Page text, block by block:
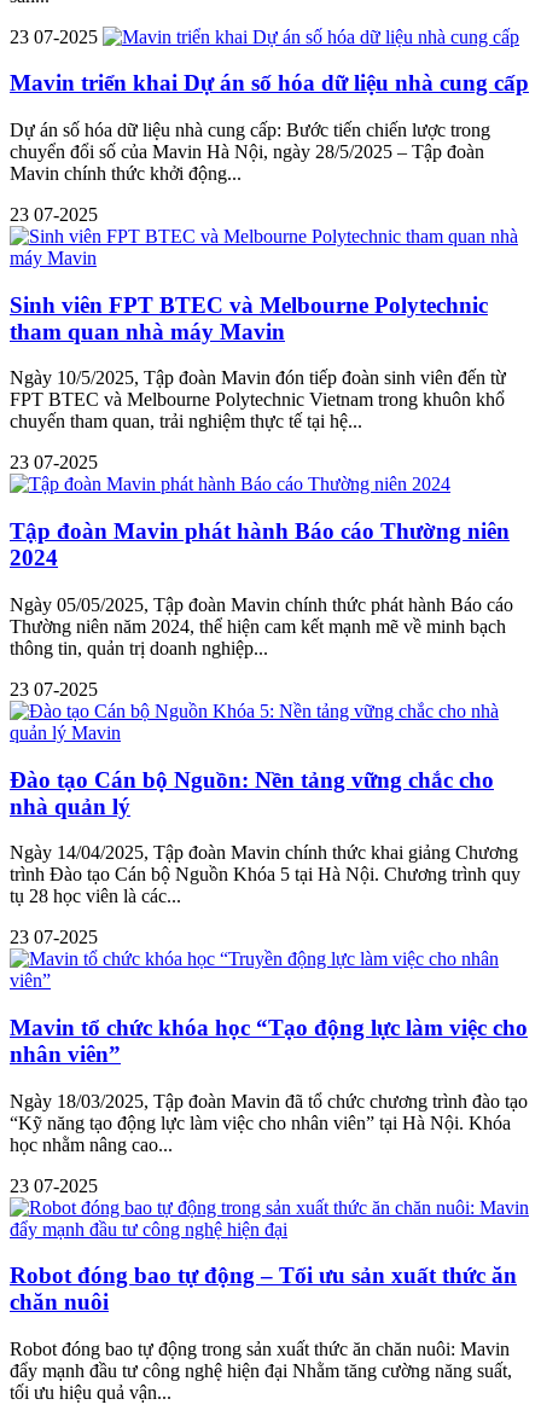
23 07-2025
Mavin triển khai Dự án số hóa dữ liệu nhà cung cấp
Dự án số hóa dữ liệu nhà cung cấp: Bước tiến chiến lược trong
chuyển đổi số của Mavin Hà Nội, ngày 28/5/2025 – Tập đoàn
Mavin chính thức khởi động...
23 07-2025
Sinh viên FPT BTEC và Melbourne Polytechnic
tham quan nhà máy Mavin
Ngày 10/5/2025, Tập đoàn Mavin đón tiếp đoàn sinh viên đến từ
FPT BTEC và Melbourne Polytechnic Vietnam trong khuôn khổ
chuyến tham quan, trải nghiệm thực tế tại hệ...
23 07-2025
Tập đoàn Mavin phát hành Báo cáo Thường niên
2024
Ngày 05/05/2025, Tập đoàn Mavin chính thức phát hành Báo cáo
Thường niên năm 2024, thể hiện cam kết mạnh mẽ về minh bạch
thông tin, quản trị doanh nghiệp...
23 07-2025
Đào tạo Cán bộ Nguồn: Nền tảng vững chắc cho
nhà quản lý
Ngày 14/04/2025, Tập đoàn Mavin chính thức khai giảng Chương
trình Đào tạo Cán bộ Nguồn Khóa 5 tại Hà Nội. Chương trình quy
tụ 28 học viên là các...
23 07-2025
Mavin tổ chức khóa học “Tạo động lực làm việc cho
nhân viên”
Ngày 18/03/2025, Tập đoàn Mavin đã tổ chức chương trình đào tạo
“Kỹ năng tạo động lực làm việc cho nhân viên” tại Hà Nội. Khóa
học nhằm nâng cao...
23 07-2025
Robot đóng bao tự động – Tối ưu sản xuất thức ăn
chăn nuôi
Robot đóng bao tự động trong sản xuất thức ăn chăn nuôi: Mavin
đẩy mạnh đầu tư công nghệ hiện đại Nhằm tăng cường năng suất,
tối ưu hiệu quả vận...